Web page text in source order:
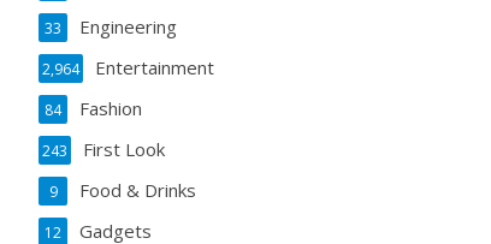
Engineering
33
Entertainment
2,964
Fashion
84
First Look
243
Food & Drinks
9
Gadgets
12